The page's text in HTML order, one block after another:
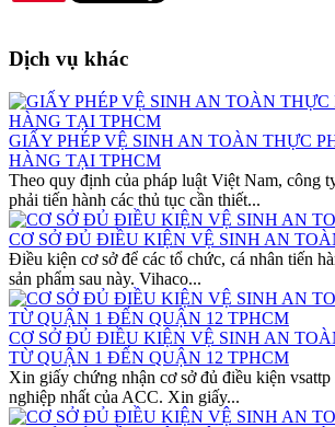
Dịch vụ khác
GIẤY PHÉP VỆ SINH AN TOÀN THỰC
HÀNG TẠI TPHCM
Theo quy định của pháp luật Việt Nam, công
phải tiến hành các thủ tục cần thiết...
CƠ SỞ ĐỦ ĐIỀU KIỆN VỆ SINH AN
Điều kiện cơ sở để các tổ chức, cá nhân tiến
sản phẩm sau này. Vihaco...
CƠ SỞ ĐỦ ĐIỀU KIỆN VỆ SINH AN
TỪ QUẬN 1 ĐẾN QUẬN 12 TPHCM
Xin giấy chứng nhận cơ sở đủ điều kiện
nghiệp nhất của ACC. Xin giấy...